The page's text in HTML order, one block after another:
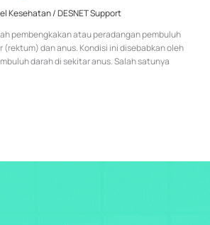
Kesehatan/DESNET Support
pembengkakan atau peradangan pembuluh
(rektum) dan anus. Kondisi ini disebabkan oleh
darah di sekitar anus. Salah satunya